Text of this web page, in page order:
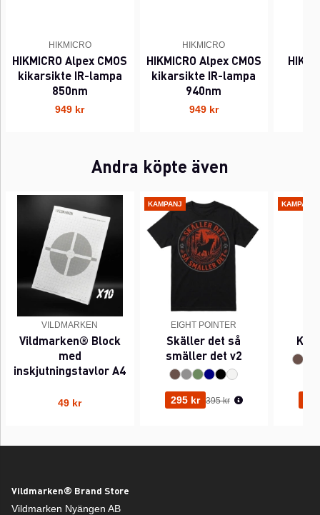
HIKMICRO
HIKMICRO Alpex CMOS
kikarsikte IR-lampa
850nm
949 kr
HIKMICRO
HIKMICRO Alpex CMOS
kikarsikte IR-lampa
940nm
949 kr
Andra köpte även
VILDMARKEN
Vildmarken® Block
med
inskjutningstavlor A4
49 kr
KAMPANJ
EIGHT POINTER
Skäller det så
smäller det v2
295 kr Ordinarie pris:
395 kr
KAMPANJ
Vildmarken® Brand Store
Vildmarken Nyängen AB